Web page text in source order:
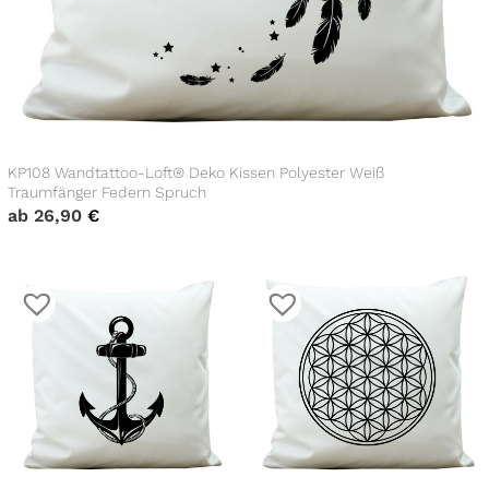
KP108 Wandtattoo-Loft® Deko Kissen Polyester Weiß
Traumfänger Federn Spruch
ab 26,90 €